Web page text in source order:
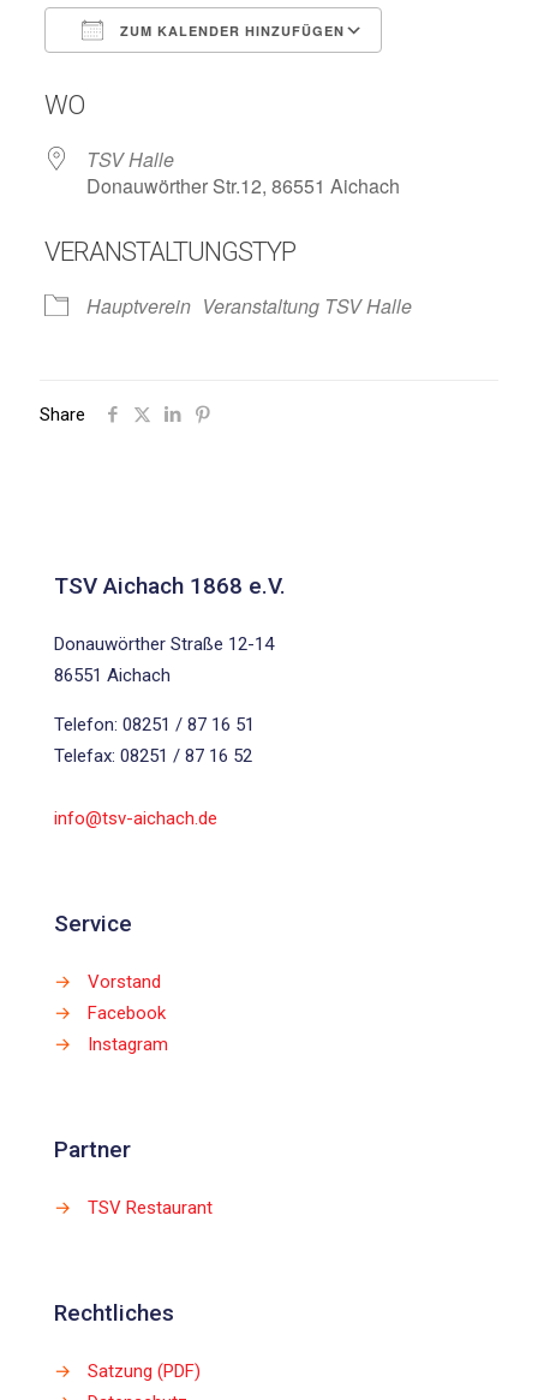
ZUM KALENDER HINZUFÜGEN
WO
TSV Halle
Donauwörther Str.12, 86551 Aichach
VERANSTALTUNGSTYP
Hauptverein Veranstaltung TSV Halle
Share
TSV Aichach 1868 e.V.
Donauwörther Straße 12-14
86551 Aichach
Telefon: 08251 / 87 16 51
Telefax: 08251 / 87 16 52
info@tsv-aichach.de
Service
→
Vorstand
→
Facebook
→
Instagram
Partner
→ TSV Restaurant
Rechtliches
→
Satzung (PDF)